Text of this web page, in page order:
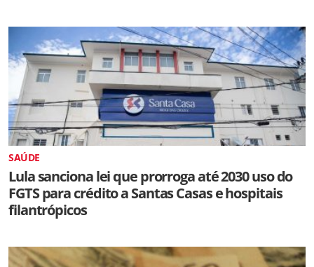
SAÚDE
Lula sanciona lei que prorroga até 2030 uso do
FGTS para crédito a Santas Casas e hospitais
filantrópicos